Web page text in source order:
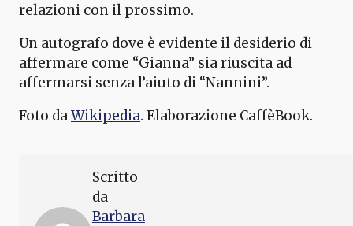
relazioni con il prossimo.
Un autografo dove è evidente il desiderio di
affermare come “Gianna” sia riuscita ad
affermarsi senza l’aiuto di “Nannini”.
Foto daWikipedia. Elaborazione CaffèBook.
Scritto
da
Barbara